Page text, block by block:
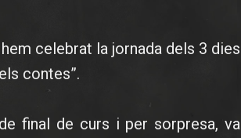
celebrat la jornada dels 3 dies
contes”.
final de curs i per sorpresa, va